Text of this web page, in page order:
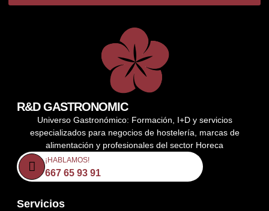
R&D GASTRONOMIC
Universo Gastronómico: Formación, I+D y servicios
especializados para negocios de hostelería, marcas de
alimentación y profesionales del sector Horeca
¡HABLAMOS!
667 65 93 91
Servicios